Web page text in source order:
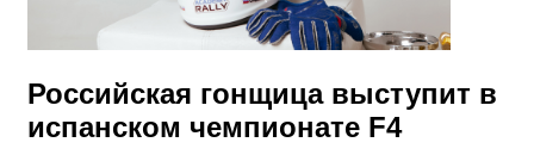
Российская гонщица выступит в
испанском чемпионате F4